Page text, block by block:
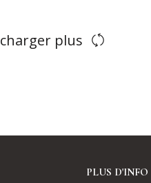
charger plus
PLUS D'INFO